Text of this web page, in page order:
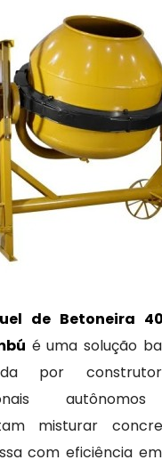
de Betoneira
é uma solução
por
misturar
com eficiência